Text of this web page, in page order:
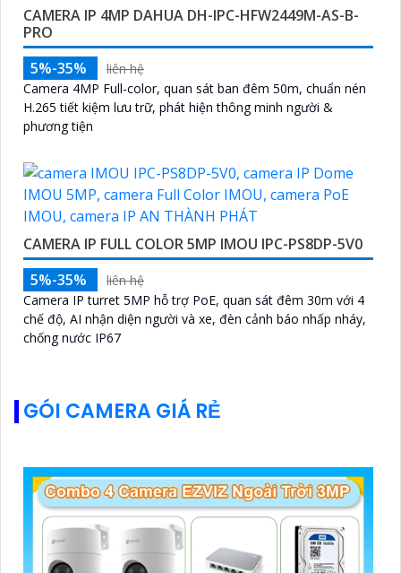
CAMERA IP 4MP DAHUA DH-IPC-HFW2449M-AS-B-
PRO
5%-35%
liên hệ
Camera 4MP Full-color, quan sát ban đêm 50m, chuẩn nén
H.265 tiết kiệm lưu trữ, phát hiện thông minh người &
phương tiện
CAMERA IP FULL COLOR 5MP IMOU IPC-PS8DP-5V0
5%-35%
liên hệ
Camera IP turret 5MP hỗ trợ PoE, quan sát đêm 30m với 4
chế độ, AI nhận diện người và xe, đèn cảnh báo nhấp nháy,
chống nước IP67
GÓI CAMERA GIÁ RẺ